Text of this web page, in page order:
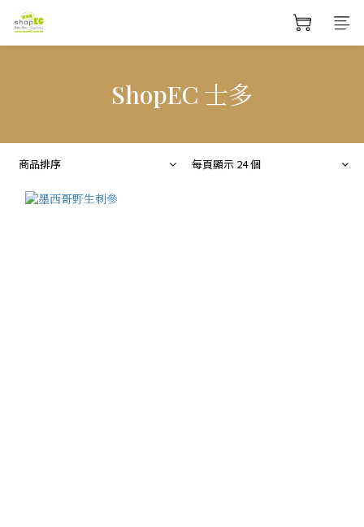
ShopEC 士多
商品排序 每頁顯示 24 個